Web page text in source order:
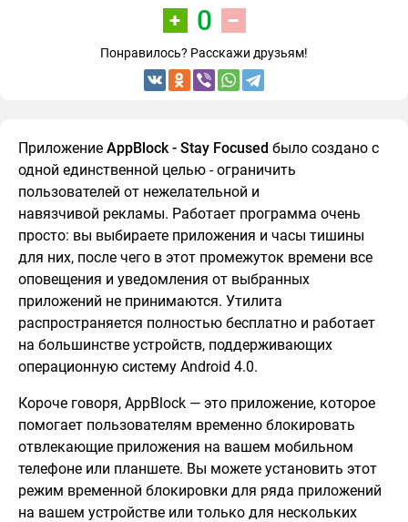
0
Понравилось? Расскажи друзьям!
Приложение AppBlock - Stay Focused было создано с
одной единственной целью - ограничить
пользователей от нежелательной и
навязчивой рекламы. Работает программа очень
просто: вы выбираете приложения и часы тишины
для них, после чего в этот промежуток времени все
оповещения и уведомления от выбранных
приложений не принимаются. Утилита
распространяется полностью бесплатно и работает
на большинстве устройств, поддерживающих
операционную систему Android 4.0.
Короче говоря, AppBlock — это приложение, которое
помогает пользователям временно блокировать
отвлекающие приложения на вашем мобильном
телефоне или планшете. Вы можете установить этот
режим временной блокировки для ряда приложений
на вашем устройстве или только для нескольких